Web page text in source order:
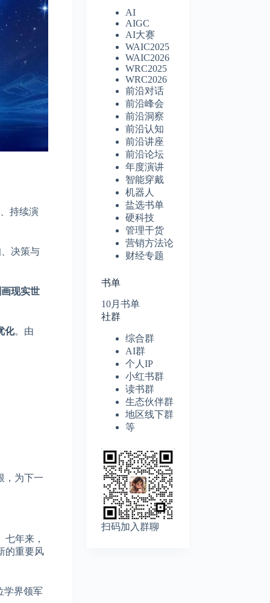
持续演
决策与
现实世
化。由
，为下一
年来，
的重要风
学界领军
AI
AIGC
AI大赛
WAIC2025
WAIC2026
WRC2025
WRC2026
前沿对话
前沿峰会
前沿洞察
前沿认知
前沿讲座
前沿论坛
年度演讲
智能穿戴
机器人
盐选书单
硬科技
管理干货
营销方法论
财经专题
书单
10月书单
社群
综合群
AI群
个人IP
小红书群
读书群
生态伙伴群
地区线下群
等
扫码加入群聊